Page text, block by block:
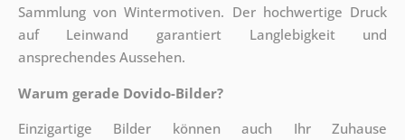
Sammlung von Wintermotiven. Der hochwertige Druck
auf Leinwand garantiert Langlebigkeit und
ansprechendes Aussehen.
Warum gerade Dovido-Bilder?
Einzigartige Bilder können auch Ihr Zuhause